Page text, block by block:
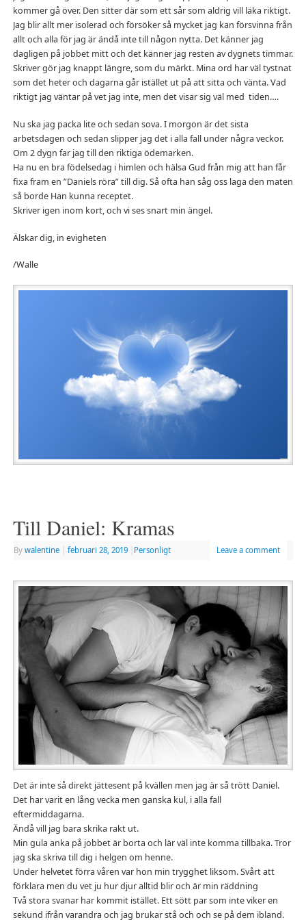
kommer gå över. Den sitter där som ett sår som aldrig vill läka riktigt.
Jag blir allt mer isolerad och försöker så mycket jag kan försvinna från
allt och alla för jag är ändå inte till någon nytta. Det känner jag
dagligen på jobbet mitt och det känner jag resten av dygnets timmar.
Skriver gör jag knappt längre, som du märkt. Mina ord har väl tystnat
som det heter och dagarna går istället ut på att sitta och vänta. Vad
riktigt jag väntar på vet jag inte, men det visar sig väl med tiden….
Nu ska jag packa lite och sedan sova. I morgon är det sista
arbetsdagen och sedan slipper jag det i alla fall under några veckor.
Om 2 dygn far jag till den riktiga ödemarken.
Ha nu en bra födelsedag i himlen och hälsa Gud från mig att han får
fixa fram en ”Daniels röra” till dig. Så ofta han såg oss laga den maten
så borde Han kunna receptet.
Skriver igen inom kort, och vi ses snart min ängel.
Älskar dig, in evigheten
/Walle
Till Daniel: Kramas
By walentine februari 28, 2019 Personligt Leave a comment
Det är inte så direkt jättesent på kvällen men jag är så trött Daniel.
Det har varit en lång vecka men ganska kul, i alla fall
eftermiddagarna.
Ändå vill jag bara skrika rakt ut.
Min gula anka på jobbet är borta och lär väl inte komma tillbaka. Tror
jag ska skriva till dig i helgen om henne.
Under helvetet förra våren var hon min trygghet liksom. Svårt att
förklara men du vet ju hur djur alltid blir och är min räddning
Två stora svanar har kommit istället. Ett sött par som inte viker en
sekund ifrån varandra och jag brukar stå och och se på dem ibland.